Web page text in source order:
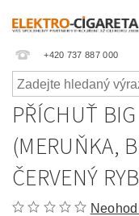
+420 737 887 000
PŘÍCHUŤ
(MERUŇKA,
ČERVENÝ